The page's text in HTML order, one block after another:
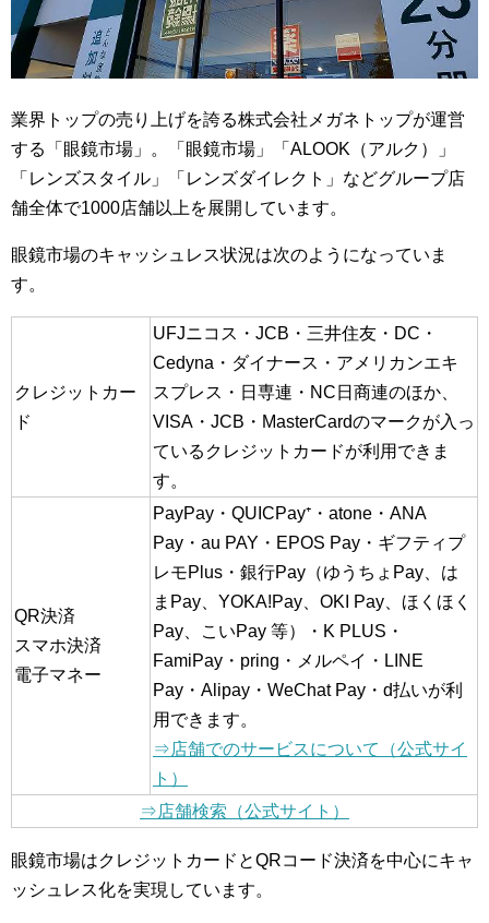
業界トップの売り上げを誇る株式会社メガネトップが運営
する「眼鏡市場」。「眼鏡市場」「ALOOK（アルク）」
「レンズスタイル」「レンズダイレクト」などグループ店
舗全体で1000店舗以上を展開しています。
眼鏡市場のキャッシュレス状況は次のようになっていま
す。
クレジットカー
ド
UFJニコス・JCB・三井住友・DC・
Cedyna・ダイナース・アメリカンエキ
スプレス・日専連・NC日商連のほか、
VISA・JCB・MasterCardのマークが入っ
ているクレジットカードが利用できま
す。
QR決済
スマホ決済
電子マネー
PayPay・QUICPay⁺・atone・ANA
Pay・au PAY・EPOS Pay・ギフティプ
レモPlus・銀行Pay（ゆうちょPay、は
まPay、YOKA!Pay、OKI Pay、ほくほく
Pay、こいPay 等）・K PLUS・
FamiPay・pring・メルペイ・LINE
Pay・Alipay・WeChat Pay・d払いが利
用できます。
⇒店舗でのサービスについて（公式サイ
ト）
⇒店舗検索（公式サイト）
眼鏡市場はクレジットカードとQRコード決済を中心にキャ
ッシュレス化を実現しています。